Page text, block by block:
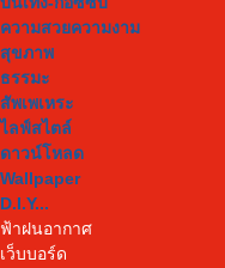
ความสวยความงาม
สุขภาพ
ธรรมะ
สัพเพเหระ
ไลฟ์สไตล์
ดาวน์โหลด
Wallpaper
D.I.Y...
ฟ้าฝนอากาศ
เว็บบอร์ด